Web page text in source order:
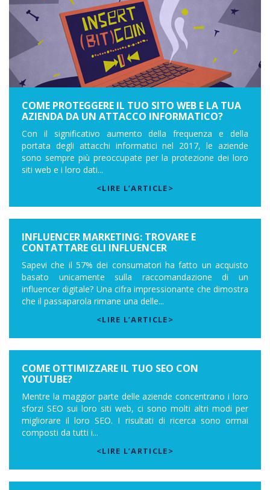
COME PROTEGGERE IL TUO SITO WEB E LA TUA
AZIENDA DA UN ATTACCO INFORMATICO?
Con il significativo aumento della frequenza e della
portata degli attacchi informatici nel 2017, le aziende
sono sempre più preoccupate per la protezione dei loro
siti web e i loro dati...
<LIRE L’ARTICLE>
INFLUENCER MARKETING: TROVARE E
CONTATTARE GLI INFLUENCER
Sapevi che il 57% dei consumatori ha fatto un acquisto
basato unicamente sulla raccomandazione di un
influencer digitale? Una cifra impressionante che dimostra
che il passaparola rimane una delle...
<LIRE L’ARTICLE>
COME OTTIMIZZARE IL TUO SEO CON
YOUTUBE?
Mentre la maggior parte delle aziende concentrano i loro
sforzi SEO sui loro siti web, ci sono molti altri modi per
migliorare il loro SEO. I risultati di ricerca sono ormai
composti da tutti i...
<LIRE L’ARTICLE>